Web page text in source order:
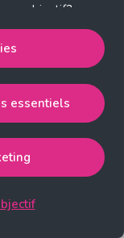
objectif?
et
accepte
essentiels